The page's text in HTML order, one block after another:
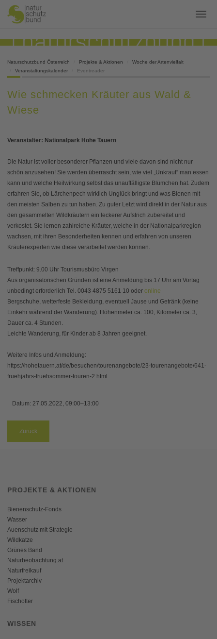
Naturschutzbund Österreich Projekte & Aktionen
Woche der Artenvielfalt
Veranstaltungskalender
Eventreader
Wie schmecken Kräuter aus Wald &
Wiese
Veranstalter: Nationalpark Hohe Tauern
Die Natur ist voller besonderer Pflanzen und viele davon sind nicht nur
schön anzusehen! Sie werden überrascht sein, wie viel „Unkraut“ man essen
kann und welche Heilwirkung selbst das unauffälligste Blümchen hat. Zudem
erfahren Sie, ob Lärchenpech wirklich Unglück bringt und was Bienen mit
den meisten Salben zu tun haben. Zu guter Letzt wird direkt in der Natur aus
den gesammelten Wildkräutern ein leckerer Aufstrich zubereitet und
verkostet. Sie lernen zahlreiche Kräuter, welche in der Nationalparkregion
wachsen, mit ihren Besonderheiten kennen und erfahren von unseren
Kräuterexperten wie diese verarbeitet werden können.
Treffpunkt: 9.00 Uhr Tourismusbüro Virgen
Aus organisatorischen Gründen ist eine Anmeldung bis 17 Uhr am Vortag
unbedingt erforderlich Tel. 0043 4875 5161 10 oder online
Bergschuhe, wetterfeste Bekleidung, eventuell Jause und Getränk (keine
Einkehr während der Wanderung). Höhenmeter ca. 100, Kilometer ca. 3,
Dauer ca. 4 Stunden.
Leichte Wanderung, für Kinder ab 8 Jahren geeignet.
Weitere Infos und Anmeldung:
https://hohetauern.at/de/besuchen/tourenangebote/23-tourenangebote/641-
fruehjahrs-fruehsommer-touren-2.html
Datum: 27.05.2022, 09:00–13:00
Zurück
PROJEKTE & AKTIONEN
Bienenschutz-Fonds
Wasser
Auenschutz mit Strategie
Wildkatze
Grünes Band
Naturbeobachtung.at
Naturfreikauf
Projektarchiv
Wolf
Fischotter
WISSEN